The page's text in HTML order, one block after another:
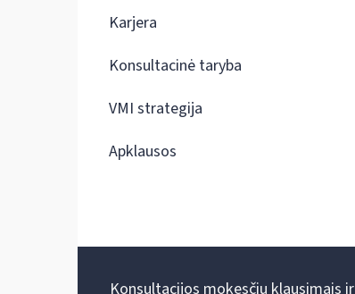
Karjera
Konsultacinė taryba
VMI strategija
Apklausos
Konsultacijos mokesčių klausimais ir